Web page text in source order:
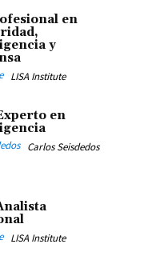
en
y
LISA Institute
en
Carlos Seisdedos
LISA Institute